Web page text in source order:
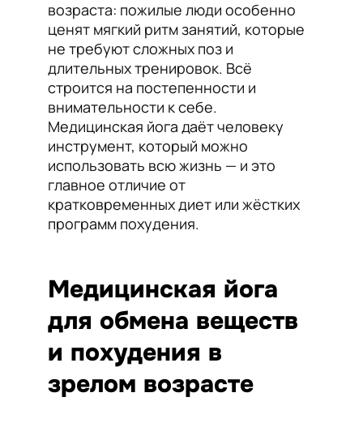
возраста: пожилые люди особенно
ценят мягкий ритм занятий, которые
не требуют сложных поз и
длительных тренировок. Всё
строится на постепенности и
внимательности к себе.
Медицинская йога даёт человеку
инструмент, который можно
использовать всю жизнь — и это
главное отличие от
кратковременных диет или жёстких
программ похудения.
Медицинская йога
для обмена веществ
и похудения в
зрелом возрасте